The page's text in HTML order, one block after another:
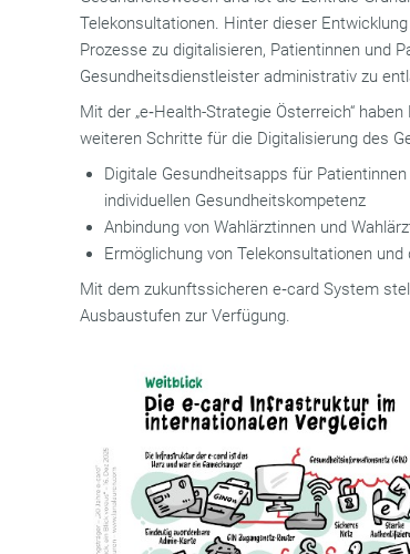
Telekonsultationen. Hinter dieser
Prozesse zu digitalisieren, Patientinnen und
Gesundheitsdienstleister administrativ zu
Mit der „e‑Health-Strategie Österreich“
weiteren Schritte für die Digitalisierung des
Digitale Gesundheitsapps für
individuellen Gesundheitskompetenz
Anbindung von Wahlärztinnen und
Ermöglichung von Telekonsultationen
Mit dem zukunftssicheren e‑card System
Ausbaustufen zur Verfügung.